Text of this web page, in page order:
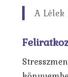
A